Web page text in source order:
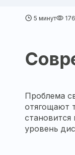
5 минут
Проблема
отягощают
уровень